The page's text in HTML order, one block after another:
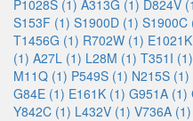
P1028S (1) A313G (1) D824V
S153F (1) S1900D (1) S1900C
T1456G (1) R702W (1)
(1) A27L (1) L28M (1) T351I (1)
M11Q (1) P549S (1) N215S (1)
G84E (1) E161K (1) G951A (1)
Y842C (1) L432V (1) V736A (1)